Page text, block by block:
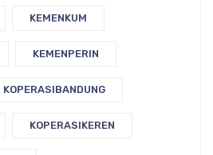
KEMENKUM
KEMENPERIN
KOPERASIBANDUNG
KOPERASIKEREN